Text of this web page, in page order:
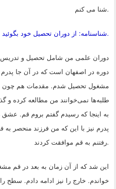
شنا می کنم.
شناسنامه: از دوران تحصیل خود بگوئید.
دوره در اصفهان است که در آن جا
مشغول تحصیل شدم. مقدمات هم چون
طلبه‌ها نمی‌خوانند من مطالعه کرده و
به اینجا که رسیدم گفتم بروم قم. عشق
پدرم نیز با این که من فرزند منحصر به
رفتنم به قم موافقت کردند.
این شد که از آن زمان به بعد در قم
خواندم. خارج را نیز ادامه دادم.